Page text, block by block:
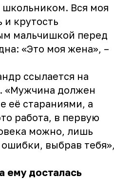
школьником. Вся моя
крутость
мальчишкой перед
«Это моя жена», –
ссылается на
«Мужчина должен
её стараниями, а
работа, в первую
можно, лишь
выбрав тебя»,
ему досталась